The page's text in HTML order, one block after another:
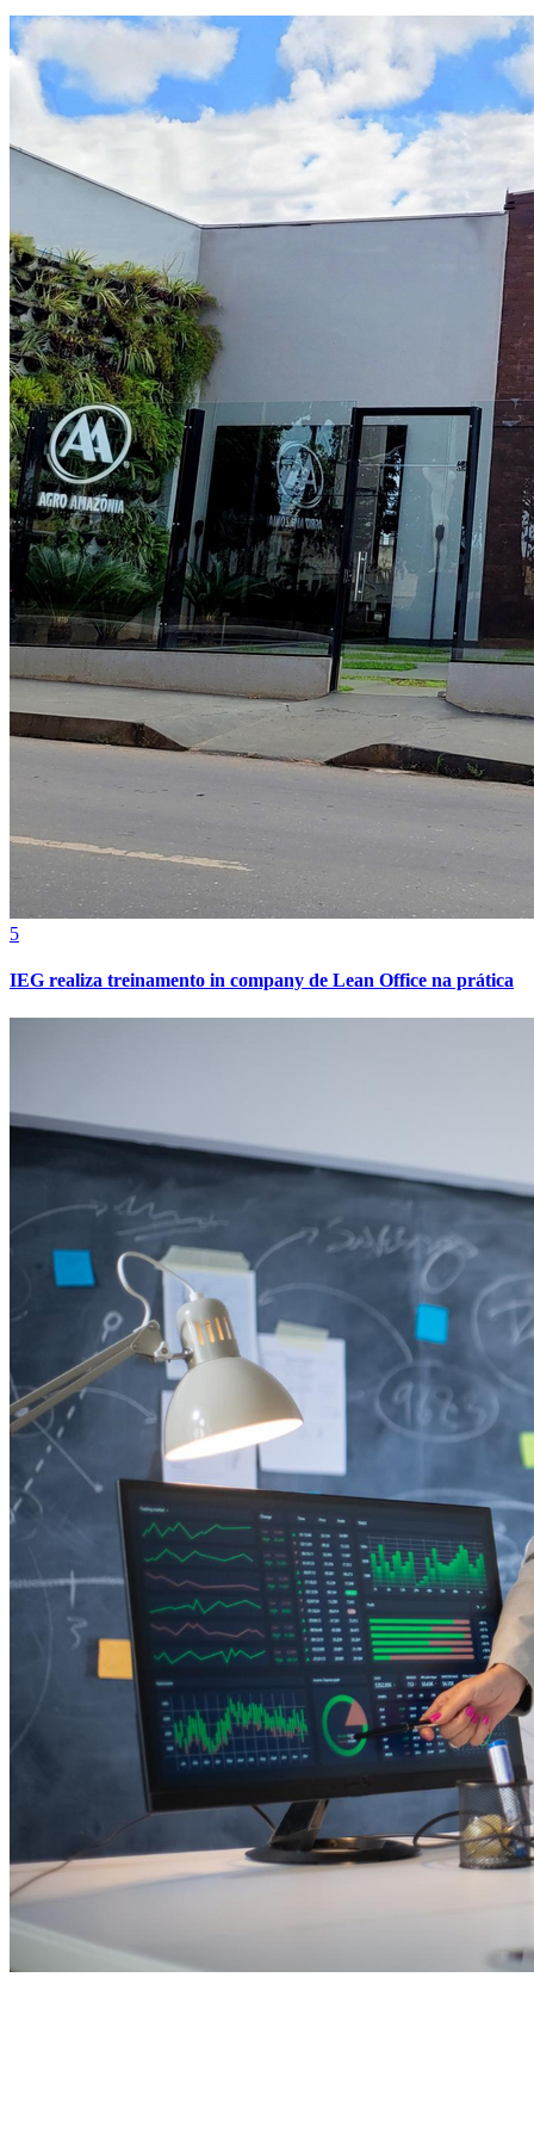
Cruzeiro
Bahia
5
IEG realiza treinamento in company de Lean Office na prática